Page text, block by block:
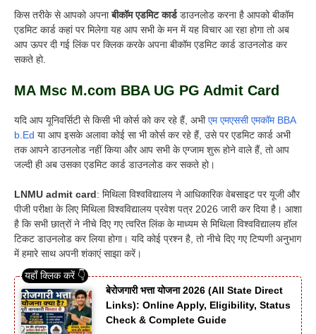
किस तरीके से आपको अपनाबीकॉम एडमिट कार्डडाउनलोड करना है आपको बीकॉम
एडमिट कार्ड कहां पर मिलेगा यह आप सभी के मन में यह विचार आ रहा होगा तो अब
आप ऊपर दी गई लिंक पर क्लिक करके अपना बीकॉम एडमिट कार्ड डाउनलोड कर
सकते हो.
MA Msc M.com BBA UG PG Admit Card
यदि आप यूनिवर्सिटी से किसी भी कोर्स को कर रहे हैं, अभीएम एमएससी एमकॉम BBA
b.Ed या आप इसके अलावा कोई सा भी कोर्स कर रहे हैं, उसे पर एडमिट कार्ड अभी
तक आपने डाउनलोड नहीं किया और आप सभी के एग्जाम शुरू होने वाले हैं, तो आप
जल्दी ही अब उसका एडमिट कार्ड डाउनलोड कर सकते हो।
LNMU admit card: मिथिला विश्वविद्यालय ने आधिकारिक वेबसाइट पर यूजी और
पीजी परीक्षा के लिए मिथिला विश्वविद्यालय प्रवेश पत्र 2026 जारी कर दिया है। आशा
है कि सभी छात्रों ने नीचे दिए गए त्वरित लिंक के माध्यम से मिथिला विश्वविद्यालय हॉल
टिकट डाउनलोड कर लिया होगा। यदि कोई प्रश्न है, तो नीचे दिए गए टिप्पणी अनुभाग
में हमारे साथ अपनी शंकाएं साझा करें।
बेरोजगारी भत्ता योजना 2026 (All State Direct
Links): Online Apply, Eligibility, Status
Check & Complete Guide